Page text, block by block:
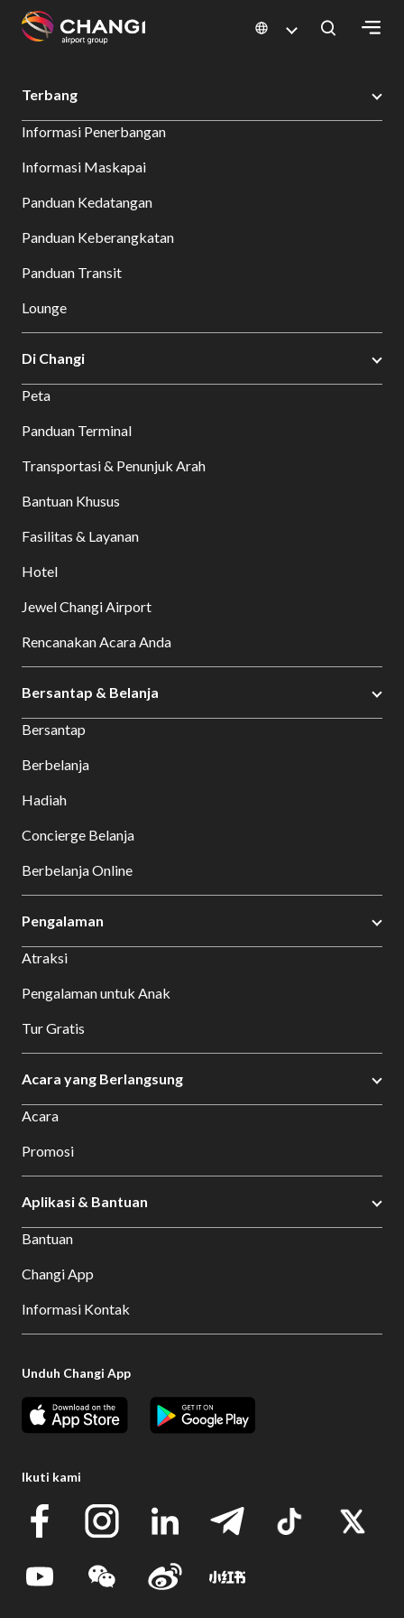
Changi
Language
Changi Airport Bersantap dan Belanja Direktori Toko Shop Detail
Terbang
Informasi Penerbangan
Informasi Maskapai
Panduan Kedatangan
Panduan Keberangkatan
Panduan Transit
Lounge
Di Changi
Peta
Panduan Terminal
Transportasi & Penunjuk Arah
Bantuan Khusus
Fasilitas & Layanan
Hotel
Jewel Changi Airport
Rencanakan Acara Anda
Bersantap & Belanja
Bersantap
Berbelanja
Hadiah
Concierge Belanja
Berbelanja Online
Pengalaman
Atraksi
Pengalaman untuk Anak
Tur Gratis
Acara yang Berlangsung
Acara
Promosi
Aplikasi & Bantuan
Bantuan
Changi App
Informasi Kontak
Unduh Changi App
Ikuti kami